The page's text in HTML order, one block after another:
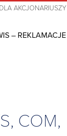
DLA AKCJONARIUSZY
– REKLAMACJE
COM,